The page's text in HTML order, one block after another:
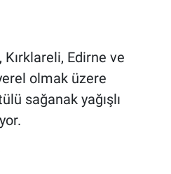
Edirne ve
olmak üzere
sağanak yağışlı